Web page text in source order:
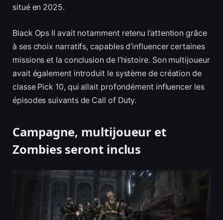
situé en 2025.
Black Ops II avait notamment retenu l’attention grâce
à ses choix narratifs, capables d’influencer certaines
missions et la conclusion de l’histoire. Son multijoueur
avait également introduit le système de création de
classe Pick 10, qui allait profondément influencer les
épisodes suivants de Call of Duty.
Campagne, multijoueur et
Zombies seront inclus